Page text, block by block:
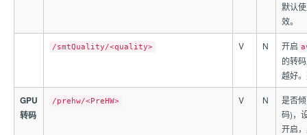
默认
效。
/smtQuality/<quality> V N 开启
的转
越好
GPU
转码
/prehw/<PreHW> V N
是否
码)，
开启